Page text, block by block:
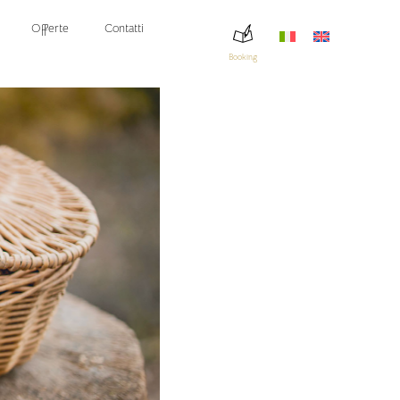
Offerte Contatti
Booking